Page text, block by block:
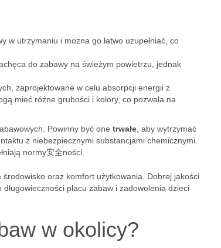
w utrzymaniu i można go łatwo uzupełniać, co
do zabawy na świeżym powietrzu, jednak
zaprojektowane w celu absorpcji energii z
mieć różne grubości i kolory, co pozwala na
Powinny być one trwałe , aby wytrzymać
z niebezpiecznymi substancjami chemicznymi.
normy安全ności.
środowisko oraz komfort użytkowania. Dobrej jakości
placu zabaw i zadowolenia dzieci
w okolicy?